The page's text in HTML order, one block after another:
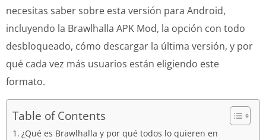
necesitas saber sobre esta versión para Android,
incluyendo la Brawlhalla APK Mod, la opción con todo
desbloqueado, cómo descargar la última versión, y por
qué cada vez más usuarios están eligiendo este
formato.
Table of Contents
¿Qué es Brawlhalla y por qué todos lo quieren en